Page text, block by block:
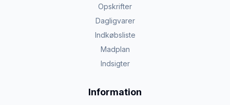
Opskrifter
Dagligvarer
Indkøbsliste
Madplan
Indsigter
Information